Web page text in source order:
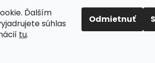
Ďalším
súhlas
tu.
Odmietnuť
∞∞∞